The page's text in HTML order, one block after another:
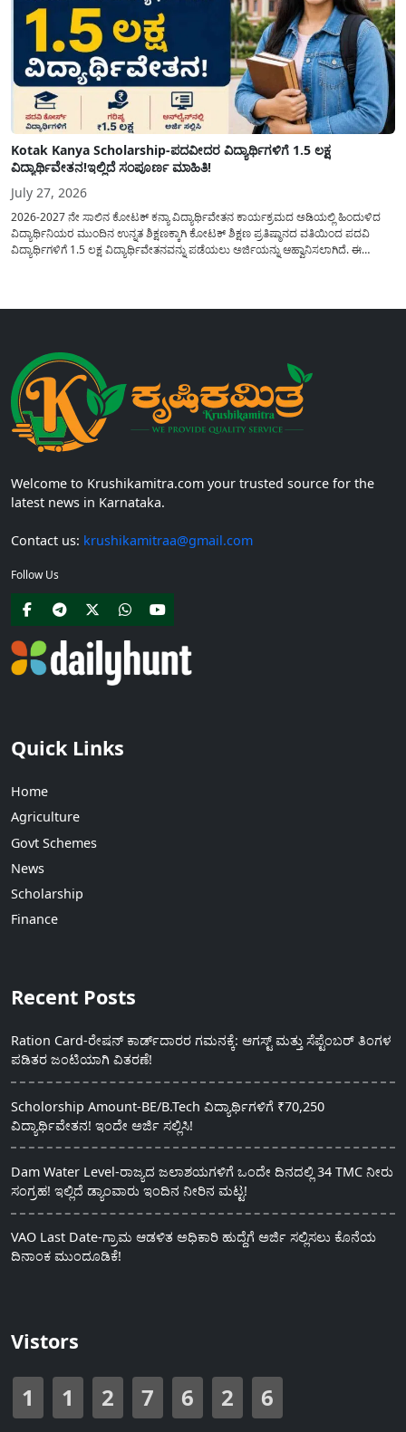
Kotak Kanya Scholarship-ಪದವೀದರ ವಿದ್ಯಾರ್ಥಿಗಳಿಗೆ 1.5 ಲಕ್ಷ
ವಿದ್ಯಾರ್ಥಿವೇತನ!ಇಲ್ಲಿದೆ ಸಂಪೂರ್ಣ ಮಾಹಿತಿ!
July 27, 2026
2026-2027 ನೇ ಸಾಲಿನ ಕೋಟಕ್ ಕನ್ಯಾ ವಿದ್ಯಾರ್ಥಿವೇತನ ಕಾರ್ಯಕ್ರಮದ ಅಡಿಯಲ್ಲಿ ಹಿಂದುಳಿದ
ವಿದ್ಯಾರ್ಥಿನಿಯರ ಮುಂದಿನ ಉನ್ನತ ಶಿಕ್ಷಣಕ್ಕಾಗಿ ಕೋಟಕ್ ಶಿಕ್ಷಣ ಪ್ರತಿಷ್ಠಾನದ ವತಿಯಿಂದ ಪದವಿ
ವಿದ್ಯಾರ್ಥಿಗಳಿಗೆ 1.5 ಲಕ್ಷ ವಿದ್ಯಾರ್ಥಿವೇತನವನ್ನು ಪಡೆಯಲು ಅರ್ಜಿಯನ್ನು ಆಹ್ವಾನಿಸಲಾಗಿದೆ. ಈ
Welcome to Krushikamitra.com your trusted source for the
latest news in Karnataka.
Contact us: krushikamitraa@gmail.com
Follow Us
Quick Links
Home
Agriculture
Govt Schemes
News
Scholarship
Finance
Recent Posts
Ration Card-ರೇಷನ್ ಕಾರ್ಡ್‍ದಾರರ ಗಮನಕ್ಕೆ: ಆಗಸ್ಟ್ ಮತ್ತು ಸೆಪ್ಟೆಂಬರ್ ತಿಂಗಳ
ಪಡಿತರ ಜಂಟಿಯಾಗಿ ವಿತರಣೆ!
Scholorship Amount-BE/B.Tech ವಿದ್ಯಾರ್ಥಿಗಳಿಗೆ ₹70,250
ವಿದ್ಯಾರ್ಥಿವೇತನ! ಇಂದೇ ಅರ್ಜಿ ಸಲ್ಲಿಸಿ!
Dam Water Level-ರಾಜ್ಯದ ಜಲಾಶಯಗಳಿಗೆ ಒಂದೇ ದಿನದಲ್ಲಿ 34 TMC ನೀರು
ಸಂಗ್ರಹ! ಇಲ್ಲಿದೆ ಡ್ಯಾಂವಾರು ಇಂದಿನ ನೀರಿನ ಮಟ್ಟ!
VAO Last Date-ಗ್ರಾಮ ಆಡಳಿತ ಅಧಿಕಾರಿ ಹುದ್ದೆಗೆ ಅರ್ಜಿ ಸಲ್ಲಿಸಲು ಕೊನೆಯ
ದಿನಾಂಕ ಮುಂದೂಡಿಕೆ!
Vistors
1 1 2 7 6 2 6